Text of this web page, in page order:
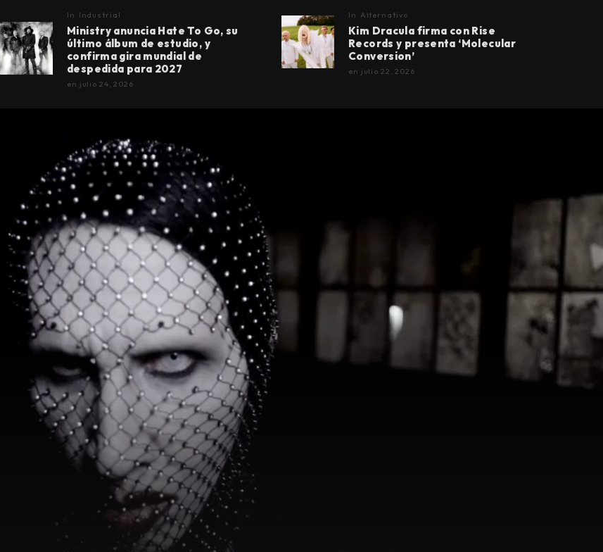
In Industrial
Ministry anuncia Hate To Go, su
último álbum de estudio, y
confirma gira mundial de
despedida para 2027
en julio 24, 2026
In Alternativo
Kim Dracula firma con Rise
Records y presenta ‘Molecular
Conversion’
en julio 22, 2026